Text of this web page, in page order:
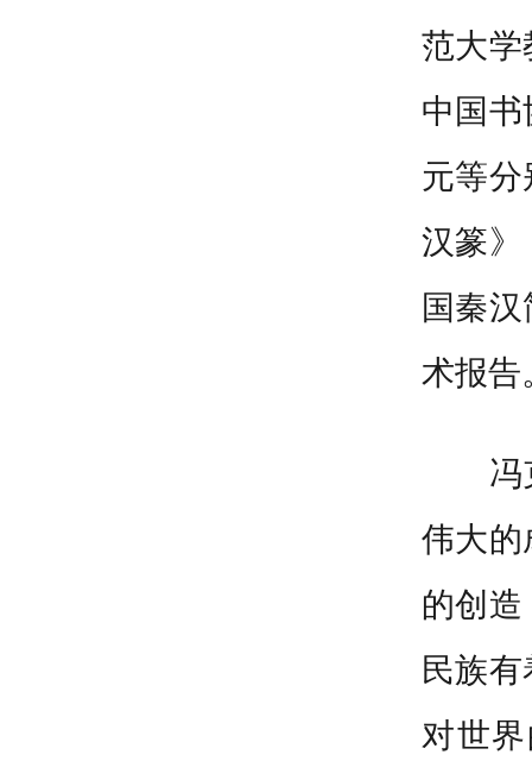
范大学
中国
元等
汉篆》
国秦
术报告
伟大的
的创
民族
对世